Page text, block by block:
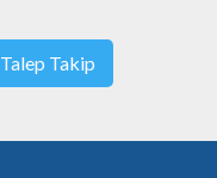
Talep Takip